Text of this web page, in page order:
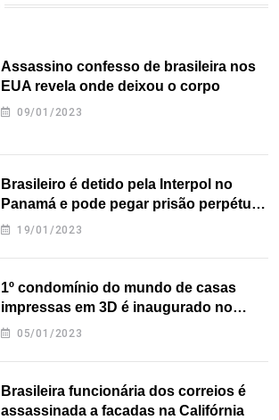
Assassino confesso de brasileira nos
EUA revela onde deixou o corpo
09/01/2023
Brasileiro é detido pela Interpol no
Panamá e pode pegar prisão perpétua
nos EUA
19/01/2023
1º condomínio do mundo de casas
impressas em 3D é inaugurado no
Texas
05/01/2023
Brasileira funcionária dos correios é
assassinada a facadas na Califórnia